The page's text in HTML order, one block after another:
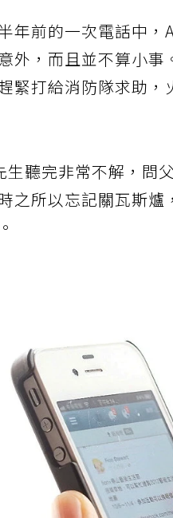
年前的一次電話中
外，而且並不算小
緊打給消防隊求助
生聽完非常不解，問
之所以忘記關瓦斯